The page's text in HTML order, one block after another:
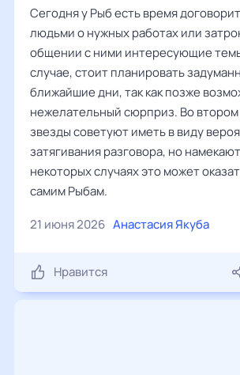
Сегодня у Рыб есть время
людьми о нужных работах или
общении с ними интересующие
случае, стоит планировать
ближайшие дни, так как позже
нежелательный сюрприз. Во втором
звезды советуют иметь в виду
затягивания разговора, но
некоторых случаях это может
самим Рыбам.
21 июня 2026 Анастасия Якуба
Нравится